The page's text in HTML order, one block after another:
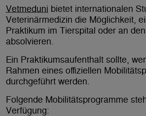
Vetmeduni bietet internationalen
Veterinärmedizin die Möglichkeit,
Praktikum im Tierspital oder an
absolvieren.
Ein Praktikumsaufenthalt sollte,
Rahmen eines offiziellen
durchgeführt werden.
Folgende Mobilitätsprogramme
Verfügung: